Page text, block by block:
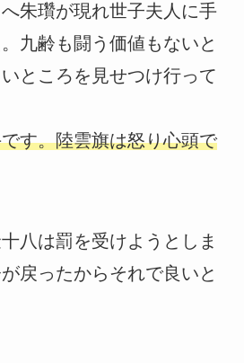
朱瓚が現れ世子夫人に手
九齢も闘う価値もないと
ところを見せつけ行って
す。陸雲旗は怒り心頭で
八は罰を受けようとしま
戻ったからそれで良いと